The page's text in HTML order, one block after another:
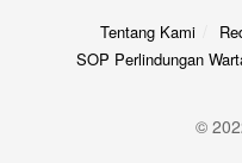
Tentang Kami
SOP Perlindungan
©